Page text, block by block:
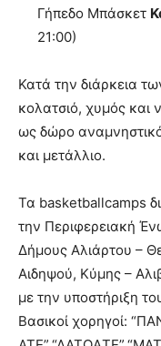
Γήπεδο Μπάσκετ
21:00)
Κατά την διάρκεια
κολατσιό, χυμός και
ως δώρο
και μετάλλιο.
Τα basketballcamps
την Περιφερειακή
Δήμους Αλιάρτου –
Αιδηψού, Κύμης –
με την υποστήριξη
Βασικοί χορηγοί: